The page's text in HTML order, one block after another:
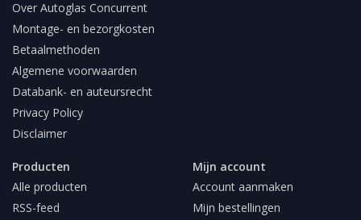
Over Autoglas Concurrent
Montage- en bezorgkosten
Betaalmethoden
Algemene voorwaarden
Databank- en auteursrecht
Privacy Policy
Disclaimer
Producten
Alle producten
RSS-feed
Mijn account
Account aanmaken
Mijn bestellingen